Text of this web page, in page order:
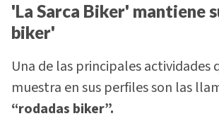
'La Sarca Biker' mantiene
biker'
Una de las principales actividades
muestra en sus perfiles son las
“rodadas biker”.